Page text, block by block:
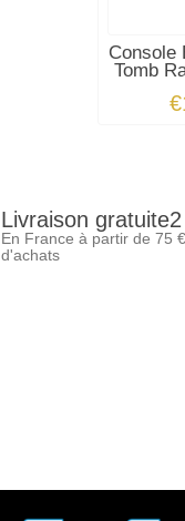
Console
Tomb
Livraison gratuite2
En France à partir de 75 €
d'achats